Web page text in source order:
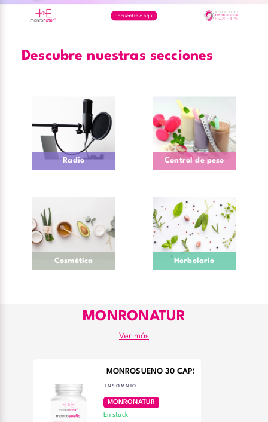
Descubre nuestras secciones
Radio Control de peso
Cosmética Herbolario
MONRONATUR
Ver más
MONROSUEÑO 30 CAPS
INSOMNIO
MONRONATUR
En stock